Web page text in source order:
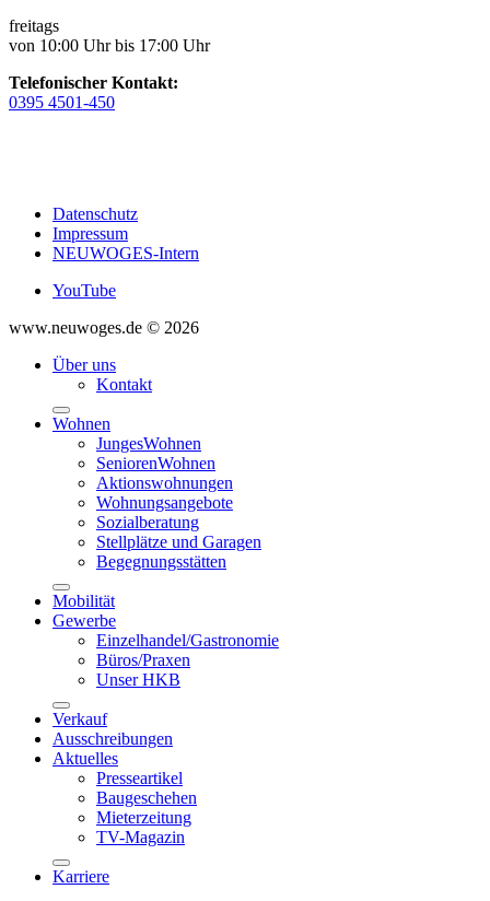
freitags
von 10:00 Uhr bis 17:00 Uhr
Telefonischer Kontakt:
0395 4501-450
Datenschutz
Impressum
NEUWOGES-Intern
YouTube
www.neuwoges.de © 2026
Über uns
Kontakt
Wohnen
JungesWohnen
SeniorenWohnen
Aktionswohnungen
Wohnungsangebote
Sozialberatung
Stellplätze und Garagen
Begegnungsstätten
Mobilität
Gewerbe
Einzelhandel/Gastronomie
Büros/Praxen
Unser HKB
Verkauf
Ausschreibungen
Aktuelles
Presseartikel
Baugeschehen
Mieterzeitung
TV-Magazin
Karriere